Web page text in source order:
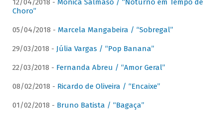
12/04/2018 - Mônica Salmaso / “Noturno em Tempo de
Choro”
05/04/2018 - Marcela Mangabeira / “Sobregal”
29/03/2018 - Júlia Vargas / “Pop Banana”
22/03/2018 - Fernanda Abreu / “Amor Geral”
08/02/2018 - Ricardo de Oliveira / “Encaixe”
01/02/2018 - Bruno Batista / “Bagaça”